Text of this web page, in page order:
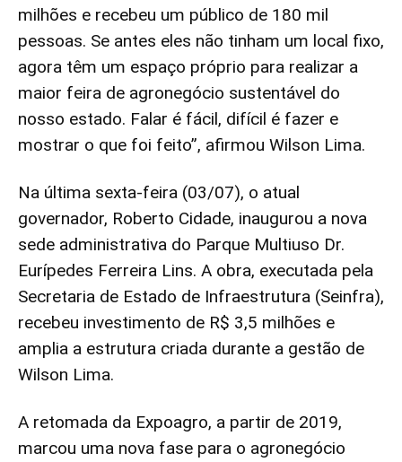
milhões e recebeu um público de 180 mil
pessoas. Se antes eles não tinham um local fixo,
agora têm um espaço próprio para realizar a
maior feira de agronegócio sustentável do
nosso estado. Falar é fácil, difícil é fazer e
mostrar o que foi feito”, afirmou Wilson Lima.
Na última sexta-feira (03/07), o atual
governador, Roberto Cidade, inaugurou a nova
sede administrativa do Parque Multiuso Dr.
Eurípedes Ferreira Lins. A obra, executada pela
Secretaria de Estado de Infraestrutura (Seinfra),
recebeu investimento de R$ 3,5 milhões e
amplia a estrutura criada durante a gestão de
Wilson Lima.
A retomada da Expoagro, a partir de 2019,
marcou uma nova fase para o agronegócio